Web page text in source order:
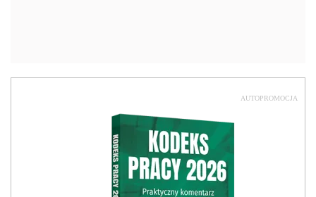
AUTOPROMOCJA